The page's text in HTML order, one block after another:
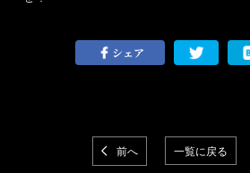
シェア
前へ 一覧に戻る